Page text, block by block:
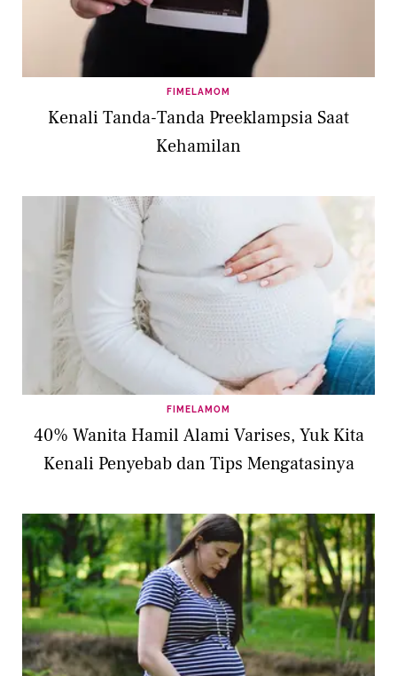
FIMELAMOM
Kenali Tanda-Tanda Preeklampsia Saat
Kehamilan
FIMELAMOM
40% Wanita Hamil Alami Varises, Yuk Kita
Kenali Penyebab dan Tips Mengatasinya